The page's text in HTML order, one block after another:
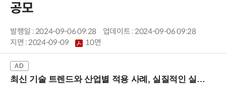
공모
발행일 : 2024-09-06 09:28
업데이트 : 2024-09-06 09:28
지면 :2024-09-09 10면
최신 기술 트렌드와 산업별 적용 사례, 실질적인 실행 전략을 공유 (9/18 양재역)